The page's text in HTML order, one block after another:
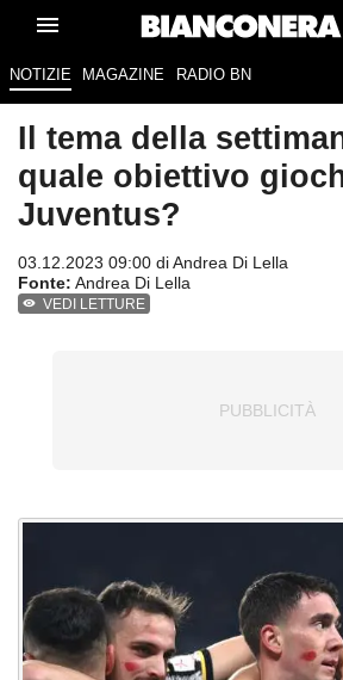
NOTIZIE MAGAZINE RADIO BN
Il tema della
quale obiettivo
Juventus?
03.12.2023 09:00 diAndrea Di Lella
Fonte: Andrea Di Lella
VEDI LETTURE